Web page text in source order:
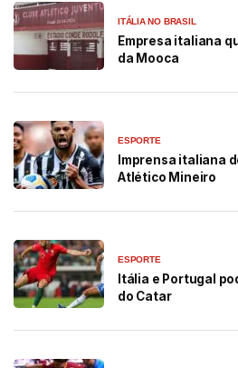
ITÁLIA NO BRASIL
Empresa italiana
da Mooca
ESPORTE
Imprensa italiana
Atlético Mineiro
ESPORTE
Itália e Portugal
do Catar